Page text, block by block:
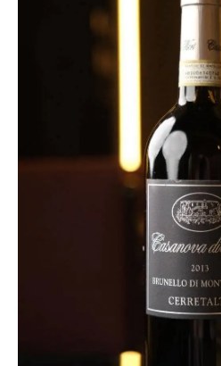
Важно! Сегодня Италия
по производству вина:
(International Organisation of
выпустила 47,2 млн
Производство
С 80-х годов XX века и по
итальянское виноделие
за последние 10 веков.
на органическое и
стали использовать для
американские бочки.
отказываться от
отдавая предпочтение
терморегуляцией. Сегодня
вина соответствует всем
стандартам, но оно по-